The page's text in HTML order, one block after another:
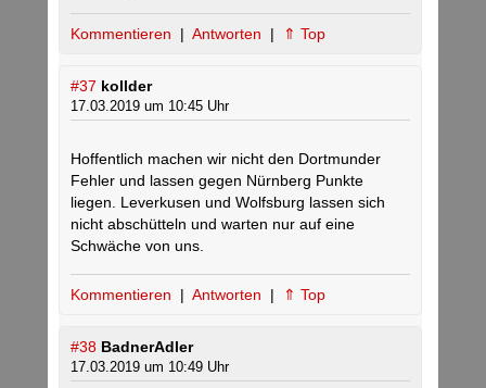
Kommentieren | Antworten | ⇑ Top
#37 kollder
17.03.2019 um 10:45 Uhr
Hoffentlich machen wir nicht den Dortmunder
Fehler und lassen gegen Nürnberg Punkte
liegen. Leverkusen und Wolfsburg lassen sich
nicht abschütteln und warten nur auf eine
Schwäche von uns.
Kommentieren | Antworten | ⇑ Top
#38 BadnerAdler
17.03.2019 um 10:49 Uhr